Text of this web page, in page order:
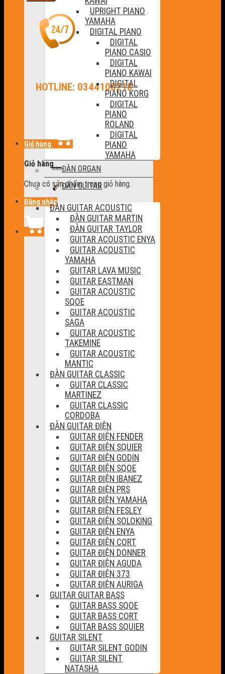
HOTLINE: 0344100218
Giỏ hàng
Giỏ hàng
Chưa có sản phẩm trong giỏ hàng.
Đăng nhập
UPRIGHT PIANO
YAMAHA
DIGITAL PIANO
DIGITAL
PIANO CASIO
DIGITAL
PIANO KAWAI
DIGITAL
PIANO KORG
DIGITAL
PIANO
ROLAND
DIGITAL
PIANO
YAMAHA
ĐÀN ORGAN
ĐÀN GUITAR
ĐÀN GUITAR ACOUSTIC
ĐÀN GUITAR MARTIN
ĐÀN GUITAR TAYLOR
GUITAR ACOUSTIC ENYA
GUITAR ACOUSTIC
YAMAHA
GUITAR LAVA MUSIC
GUITAR EASTMAN
GUITAR ACOUSTIC
SQOE
GUITAR ACOUSTIC
SAGA
GUITAR ACOUSTIC
TAKEMINE
GUITAR ACOUSTIC
MANTIC
ĐÀN GUITAR CLASSIC
GUITAR CLASSIC
MARTINEZ
GUITAR CLASSIC
CORDOBA
ĐÀN GUITAR ĐIỆN
GUITAR ĐIỆN FENDER
GUITAR ĐIỆN SQUIER
GUITAR ĐIỆN GODIN
GUITAR ĐIỆN SQOE
GUITAR ĐIỆN IBANEZ
GUITAR ĐIỆN PRS
GUITAR ĐIỆN YAMAHA
GUITAR ĐIỆN FESLEY
GUITAR ĐIỆN SOLOKING
GUITAR ĐIỆN ENYA
GUITAR ĐIỆN CORT
GUITAR ĐIỆN DONNER
GUITAR ĐIỆN AGUDA
GUITAR ĐIỆN 373
GUITAR ĐIỆN AURIGA
GUITAR GUITAR BASS
GUITAR BASS SQOE
GUITAR BASS CORT
GUITAR BASS SQUIER
GUITAR SILENT
GUITAR SILENT GODIN
GUITAR SILENT
NATASHA